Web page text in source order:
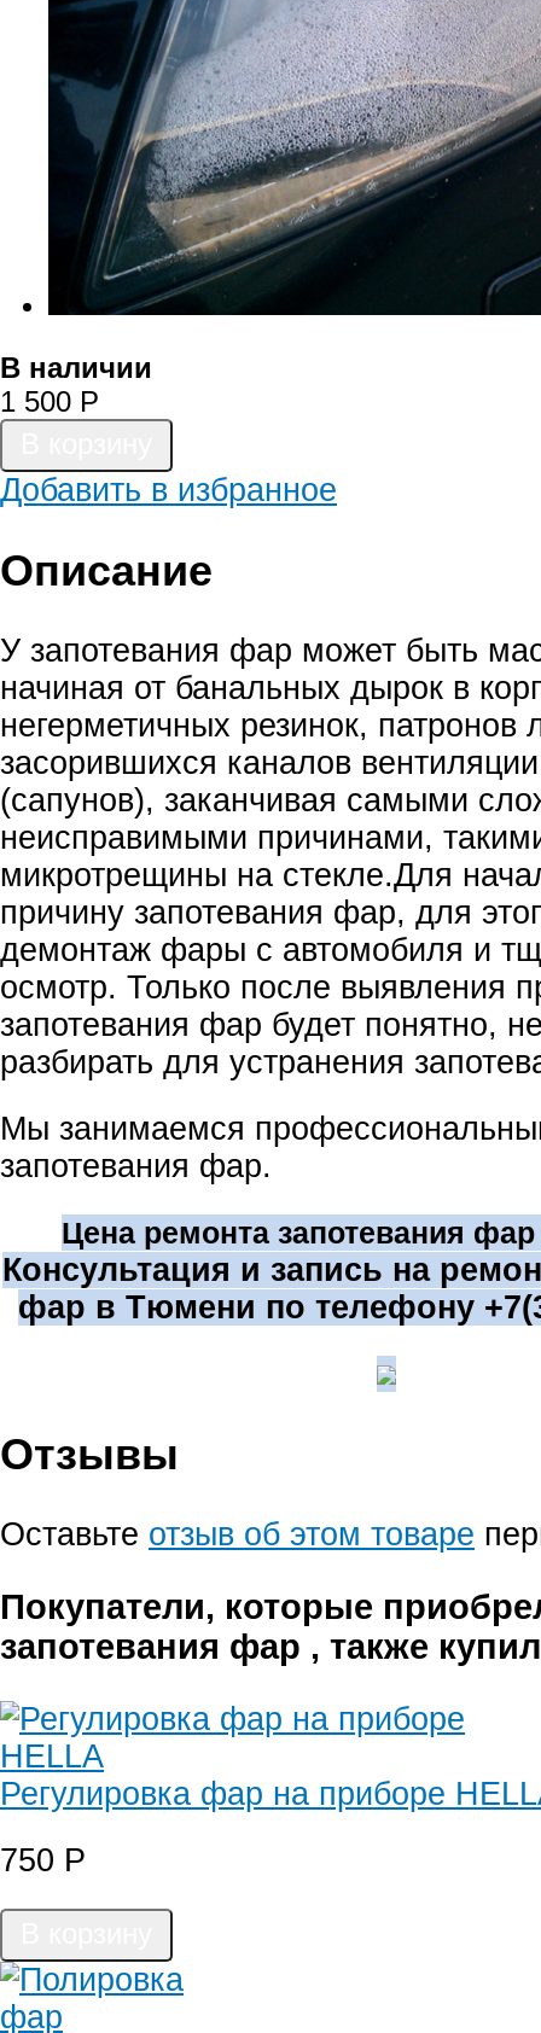
В наличии
1 500 Р
Добавить в избранное
Описание
У запотевания фар может быть
начиная от банальных дырок в
негерметичных резинок, патронов
засорившихся каналов
(сапунов), заканчивая самыми
неисправимыми причинами,
микротрещины на стекле.Для
причину запотевания фар, для
демонтаж фары с автомобиля и
осмотр. Только после выявления
запотевания фар будет понятно,
разбирать для устранения
Мы занимаемся
запотевания фар.
Цена ремонта запотевания фар
Консультация и запись на
фар в Тюмени по телефону
Отзывы
Оставьте отзыв об этом товаре
Покупатели, которые
запотевания фар , также
Регулировка фар на приборе
750 Р